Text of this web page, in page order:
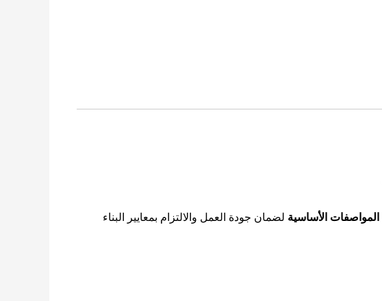
المواصفات الأساسية لضمان جودة العمل والالتزام بمعايير البناء